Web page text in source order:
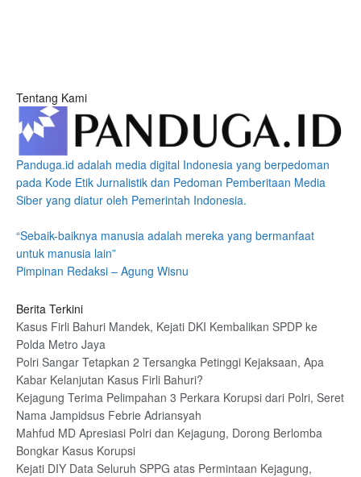
Tentang Kami
Panduga.id adalah media digital Indonesia yang berpedoman
pada Kode Etik Jurnalistik dan Pedoman Pemberitaan Media
Siber yang diatur oleh Pemerintah Indonesia.
“Sebaik-baiknya manusia adalah mereka yang bermanfaat
untuk manusia lain”
Pimpinan Redaksi – Agung Wisnu
Berita Terkini
Kasus Firli Bahuri Mandek, Kejati DKI Kembalikan SPDP ke
Polda Metro Jaya
Polri Sangar Tetapkan 2 Tersangka Petinggi Kejaksaan, Apa
Kabar Kelanjutan Kasus Firli Bahuri?
Kejagung Terima Pelimpahan 3 Perkara Korupsi dari Polri, Seret
Nama Jampidsus Febrie Adriansyah
Mahfud MD Apresiasi Polri dan Kejagung, Dorong Berlomba
Bongkar Kasus Korupsi
Kejati DIY Data Seluruh SPPG atas Permintaan Kejagung,